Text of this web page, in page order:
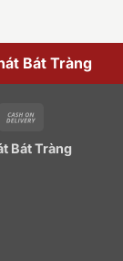
Bát Tràng
Delivery
Bát Tràng